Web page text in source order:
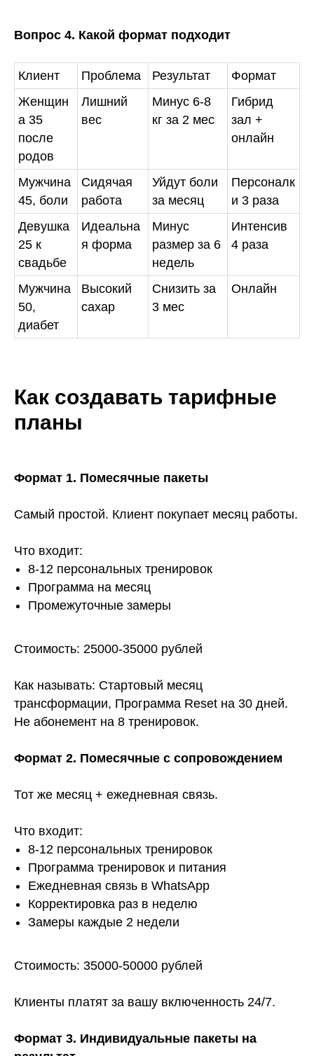
Вопрос 4. Какой формат подходит
Клиент Проблема Результат
Формат
Женщин
а 35
после
родов
Лишний
вес
Минус 6-8
кг за 2 мес
Гибрид
зал +
онлайн
Мужчина
45, боли
Сидячая
работа
Уйдут боли
за месяц
Персоналк
и 3 раза
Девушка
25 к
свадьбе
Идеальна
я форма
Минус
размер за 6
недель
Интенсив
4 раза
Мужчина
50,
диабет
Высокий
сахар
Снизить за
3 мес
Онлайн
Как создавать тарифные
планы
Формат 1. Помесячные пакеты
Самый простой. Клиент покупает месяц работы.
Что входит:
8-12 персональных тренировок
Программа на месяц
Промежуточные замеры
Стоимость: 25000-35000 рублей
Как называть: Стартовый месяц
трансформации, Программа Reset на 30 дней.
Не абонемент на 8 тренировок.
Формат 2. Помесячные с сопровождением
Тот же месяц + ежедневная связь.
Что входит:
8-12 персональных тренировок
Программа тренировок и питания
Ежедневная связь в WhatsApp
Корректировка раз в неделю
Замеры каждые 2 недели
Стоимость: 35000-50000 рублей
Клиенты платят за вашу включенность 24/7.
Формат 3. Индивидуальные пакеты на